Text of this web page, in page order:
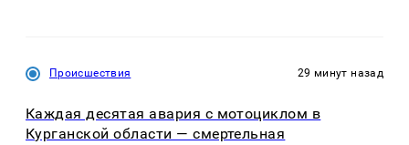
Происшествия 29 минут назад
Каждая десятая авария с мотоциклом в
Курганской области — смертельная